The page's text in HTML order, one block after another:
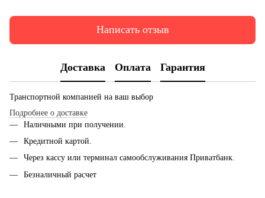
Написать отзыв
Доставка Оплата Гарантия
Транспортной компанией на ваш выбор
Подробнее о доставке
Наличными при получении.
Кредитной картой.
Через кассу или терминал самообслуживания Приватбанк.
Безналичный расчет